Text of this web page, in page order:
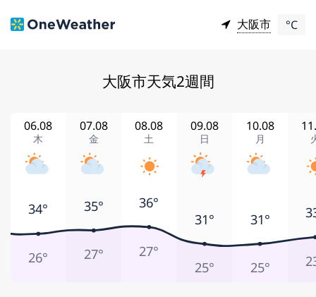
大阪市 °C
大阪市天気2週間
木
06.08
金
07.08
土
08.08
日
09.08
月
10.08
34°
26°
35°
27°
36°
27°
31°
25°
31°
25°